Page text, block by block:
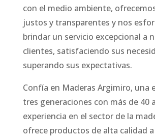
con el medio ambiente,
justos y transparentes y nos
brindar un servicio excepcional a
clientes, satisfaciendo sus
superando sus expectativas.
Confía en Maderas Argimiro, una
tres generaciones con más de 40
experiencia en el sector de la
ofrece productos de alta calidad